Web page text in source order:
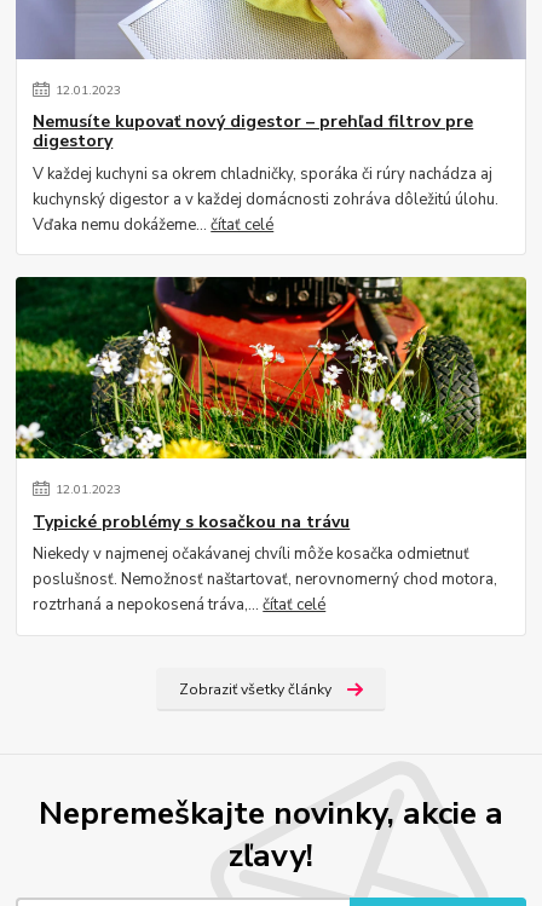
12.01.2023
Nemusíte kupovať nový digestor – prehľad filtrov pre
digestory
V každej kuchyni sa okrem chladničky, sporáka či rúry nachádza aj
kuchynský digestor a v každej domácnosti zohráva dôležitú úlohu.
Vďaka nemu dokážeme...čítať celé
12.01.2023
Typické problémy s kosačkou na trávu
Niekedy v najmenej očakávanej chvíli môže kosačka odmietnuť
poslušnosť. Nemožnosť naštartovať, nerovnomerný chod motora,
roztrhaná a nepokosená tráva,...čítať celé
Zobraziť všetky články
Nepremeškajte novinky, akcie a
zľavy!